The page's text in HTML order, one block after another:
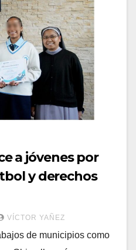
a jóvenes por
y derechos
VÍCTOR YAÑEZ
de municipios como